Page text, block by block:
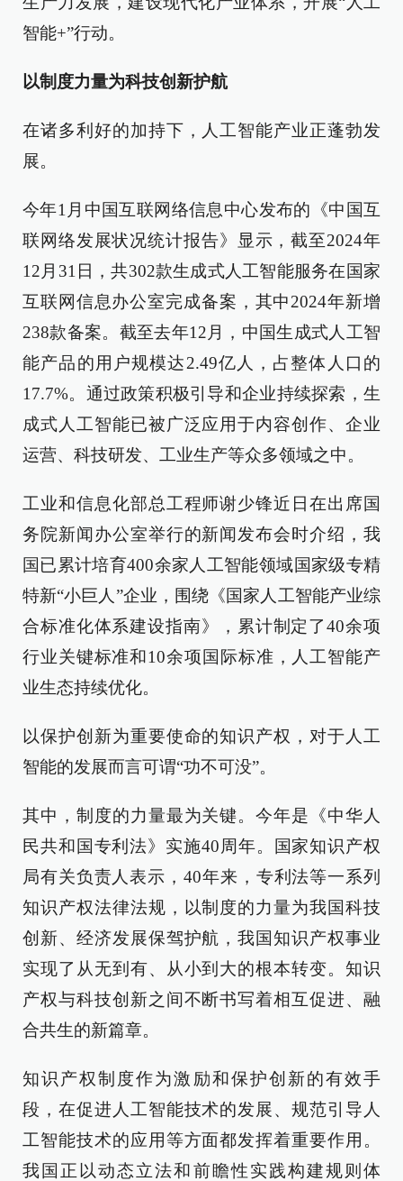
智能+”行动。
以制度力量为科技创新护航
在诸多利好的加持下，人工智能产业正蓬勃发
展。
今年1月中国互联网络信息中心发布的《中国互
联网络发展状况统计报告》显示，截至2024年
12月31日，共302款生成式人工智能服务在国家
互联网信息办公室完成备案，其中2024年新增
238款备案。截至去年12月，中国生成式人工智
能产品的用户规模达2.49亿人，占整体人口的
17.7%。通过政策积极引导和企业持续探索，生
成式人工智能已被广泛应用于内容创作、企业
运营、科技研发、工业生产等众多领域之中。
工业和信息化部总工程师谢少锋近日在出席国
务院新闻办公室举行的新闻发布会时介绍，我
国已累计培育400余家人工智能领域国家级专精
特新“小巨人”企业，围绕《国家人工智能产业综
合标准化体系建设指南》，累计制定了40余项
行业关键标准和10余项国际标准，人工智能产
业生态持续优化。
以保护创新为重要使命的知识产权，对于人工
智能的发展而言可谓“功不可没”。
其中，制度的力量最为关键。今年是《中华人
民共和国专利法》实施40周年。国家知识产权
局有关负责人表示，40年来，专利法等一系列
知识产权法律法规，以制度的力量为我国科技
创新、经济发展保驾护航，我国知识产权事业
实现了从无到有、从小到大的根本转变。知识
产权与科技创新之间不断书写着相互促进、融
合共生的新篇章。
知识产权制度作为激励和保护创新的有效手
段，在促进人工智能技术的发展、规范引导人
工智能技术的应用等方面都发挥着重要作用。
我国正以动态立法和前瞻性实践构建规则体